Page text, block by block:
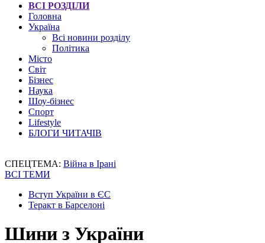
ВСІ РОЗДІЛИ
Головна
Україна
Всі новини розділу
Політика
Місто
Світ
Бізнес
Наука
Шоу-бізнес
Спорт
Lifestyle
БЛОГИ ЧИТАЧІВ
СПЕЦТЕМА: Війна в Ірані
ВСІ ТЕМИ
Вступ України в ЄС
Теракт в Барселоні
Шини з України